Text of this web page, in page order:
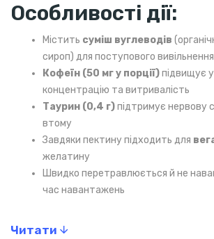
Особливості дії:
Містить суміш вуглеводів
сироп) для поступового вивільнення
Кофеїн (50 мг у порції)підвищує
концентрацію та витривалість
Таурин (0,4 г)підтримує нервову
втому
Завдяки пектину підходить для
желатину
Швидко перетравлюється й не
час навантажень
Переваги:
Читати